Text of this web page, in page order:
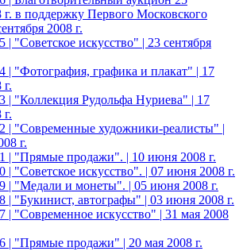
г. в поддержку Первого Московского
2008 г.
"Советское искусство" | 23 сентября
"Фотография, графика и плакат" | 17
г.
"Коллекция Рудольфа Нуриева" | 17
г.
| "Современные художники-реалисты" |
г.
| "Прямые продажи". | 10 июня 2008 г.
"Советское искусство". | 07 июня 2008 г.
| "Медали и монеты". | 05 июня 2008 г.
"Букинист, автографы" | 03 июня 2008 г.
"Современное искусство" | 31 мая 2008
| "Прямые продажи" | 20 мая 2008 г.